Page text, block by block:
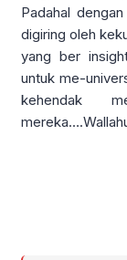
Padahal
digiring oleh
yang ber
untuk me-
kehendak